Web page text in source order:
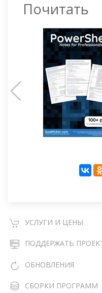
Почитать
УСЛУГИ И ЦЕНЫ
ПОДДЕРЖАТЬ
ОБНОВЛЕНИЯ
СБОРКИ ПРОГРАММ